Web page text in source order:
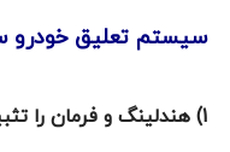
سیستم تعلیق خودرو
1) هندلینگ و فرمان را تثبیت می کند. سیستم تعلیق وزن خودروی شما را متمرکز نگه می دارد. در نتیجه از واژگونی ماشین شما هنگام دور زدن یک گوشه جلوگیری می کند.